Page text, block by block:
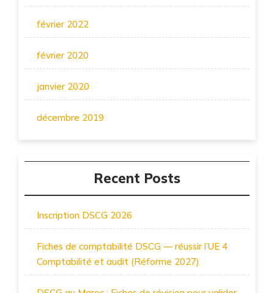
février 2022
février 2020
janvier 2020
décembre 2019
Recent Posts
Inscription DSCG 2026
Fiches de comptabilité DSCG — réussir l’UE 4
Comptabilité et audit (Réforme 2027)